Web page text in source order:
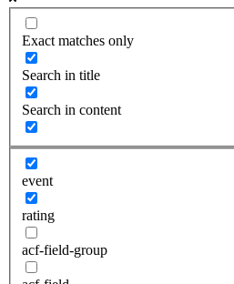
Exact matches only
Search in title
Search in content
event
rating
acf-field-group